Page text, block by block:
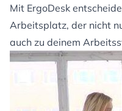
Mit ErgoDesk
Arbeitsplatz, der nicht
auch zu deinem